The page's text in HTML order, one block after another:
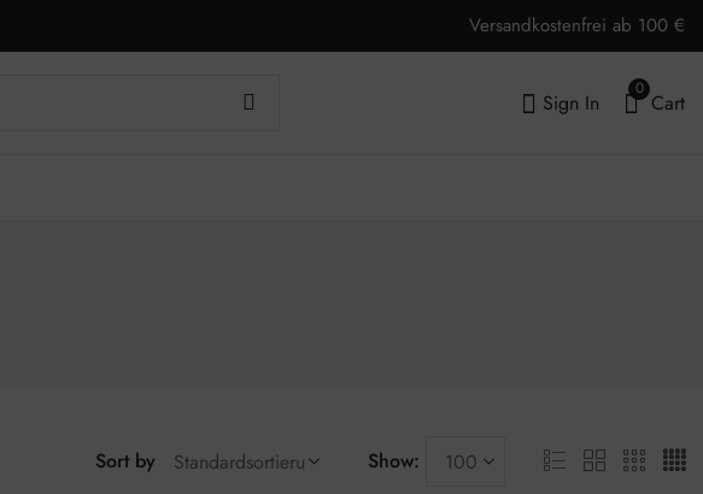
Versandkostenfrei ab 100 €
Sign In
0
Cart
Sort by Show: